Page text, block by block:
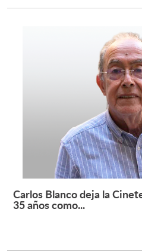
Carlos Blanco deja la
35 años como...